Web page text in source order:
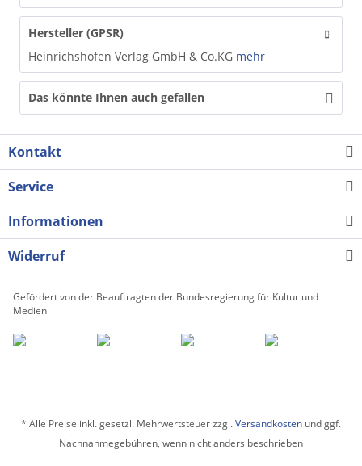
Hersteller (GPSR)
Heinrichshofen Verlag GmbH & Co.KG mehr
Das könnte Ihnen auch gefallen
Kontakt
Service
Informationen
Widerruf
Gefördert von der Beauftragten der Bundesregierung für Kultur und
Medien
* Alle Preise inkl. gesetzl. Mehrwertsteuer zzgl.Versandkosten und ggf.
Nachnahmegebühren, wenn nicht anders beschrieben